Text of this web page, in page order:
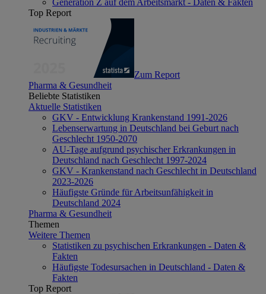
Top Report
Zum Report
Pharma & Gesundheit
Beliebte Statistiken
Aktuelle Statistiken
GKV - Entwicklung Krankenstand 1991-2026
Lebenserwartung in Deutschland bei Geburt nach
Geschlecht 1950-2070
AU-Tage aufgrund psychischer Erkrankungen in
Deutschland nach Geschlecht 1997-2024
GKV - Krankenstand nach Geschlecht in Deutschland
2023-2026
Häufigste Gründe für Arbeitsunfähigkeit in
Deutschland 2024
Pharma & Gesundheit
Themen
Weitere Themen
Statistiken zu psychischen Erkrankungen - Daten &
Fakten
Häufigste Todesursachen in Deutschland - Daten &
Fakten
Top Report